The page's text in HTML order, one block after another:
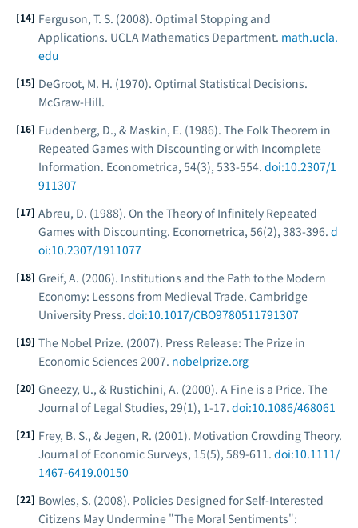
Ferguson, T. S. (2008). Optimal Stopping and
Applications. UCLA Mathematics Department. math.ucla.
edu
DeGroot, M. H. (1970). Optimal Statistical Decisions.
McGraw-Hill.
Fudenberg, D., & Maskin, E. (1986). The Folk Theorem in
Repeated Games with Discounting or with Incomplete
Information. Econometrica, 54(3), 533-554. doi:10.2307/1
911307
Abreu, D. (1988). On the Theory of Infinitely Repeated
Games with Discounting. Econometrica, 56(2), 383-396. d
oi:10.2307/1911077
Greif, A. (2006). Institutions and the Path to the Modern
Economy: Lessons from Medieval Trade. Cambridge
University Press. doi:10.1017/CBO9780511791307
The Nobel Prize. (2007). Press Release: The Prize in
Economic Sciences 2007. nobelprize.org
Gneezy, U., & Rustichini, A. (2000). A Fine is a Price. The
Journal of Legal Studies, 29(1), 1-17. doi:10.1086/468061
Frey, B. S., & Jegen, R. (2001). Motivation Crowding Theory.
Journal of Economic Surveys, 15(5), 589-611. doi:10.1111/
1467-6419.00150
Bowles, S. (2008). Policies Designed for Self-Interested
Citizens May Undermine "The Moral Sentiments":